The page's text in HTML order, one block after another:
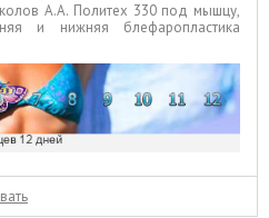
А.А. Политех 330 под мышцу,
и нижняя блефаропластика